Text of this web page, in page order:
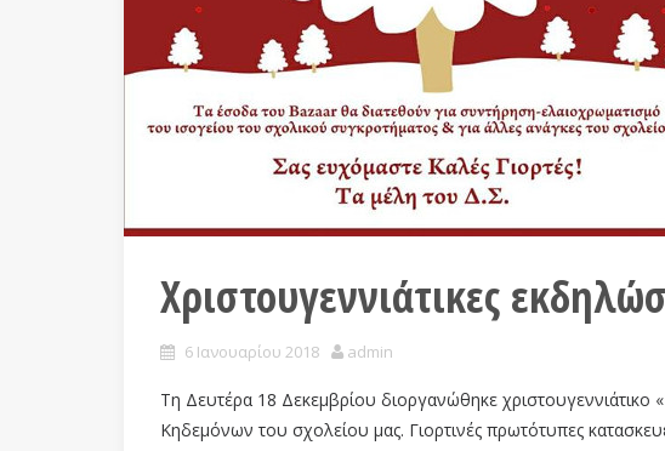
Χριστουγεννιάτικες
6 Ιανουαρίου 2018 admin
Τη Δευτέρα 18 Δεκεμβρίου διοργανώθηκε
Κηδεμόνων του σχολείου μας. Γιορτινές πρωτότυπες